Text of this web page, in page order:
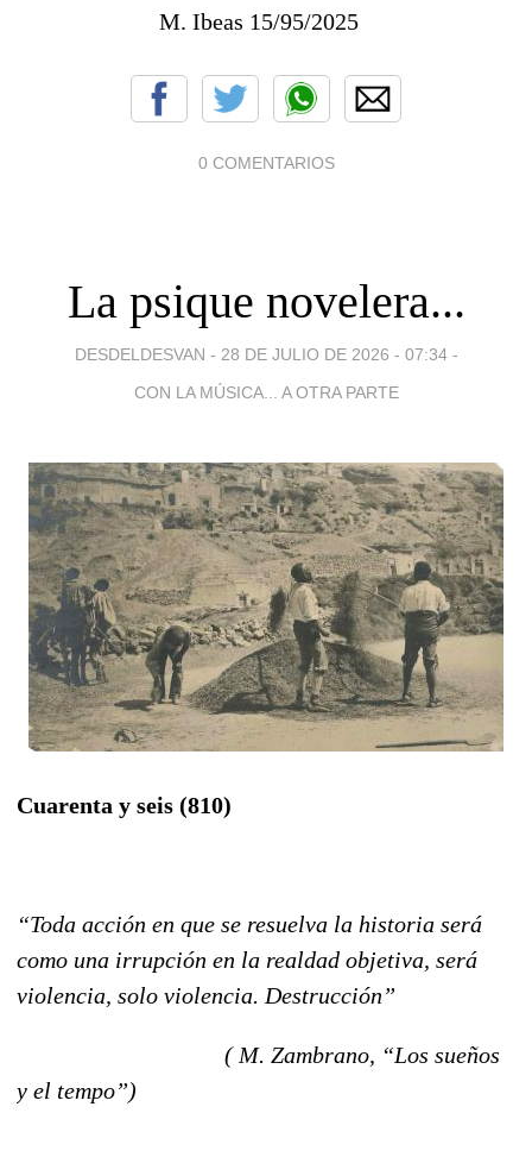
M. Ibeas 15/95/2025
0 COMENTARIOS
La psique novelera...
DESDELDESVAN - 28 DE JULIO DE 2026 - 07:34 -
CON LA MÚSICA... A OTRA PARTE
Cuarenta y seis (810)
“Toda acción en que se resuelva la historia será
como una irrupción en la realdad objetiva, será
violencia, solo violencia. Destrucción”
( M. Zambrano, “Los sueños
y el tempo”)